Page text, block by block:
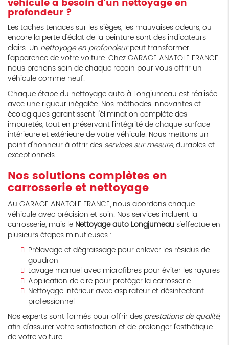
profondeur ?
Les taches tenaces sur les sièges, les mauvaises odeurs, ou
encore la perte d'éclat de la peinture sont des indicateurs
clairs. Un nettoyage en profondeurpeut transformer
l'apparence de votre voiture. Chez GARAGE ANATOLE FRANCE,
nous prenons soin de chaque recoin pour vous offrir un
véhicule comme neuf.
Chaque étape du nettoyage auto à Longjumeau est réalisée
avec une rigueur inégalée. Nos méthodes innovantes et
écologiques garantissent l'élimination complète des
impuretés, tout en préservant l'intégrité de chaque surface
intérieure et extérieure de votre véhicule. Nous mettons un
point d'honneur à offrir des services sur mesure, durables et
exceptionnels.
Nos solutions complètes en
carrosserie et nettoyage
Au GARAGE ANATOLE FRANCE, nous abordons chaque
véhicule avec précision et soin. Nos services incluent la
carrosserie, mais le Nettoyage auto Longjumeau s'effectue en
plusieurs étapes minutieuses :
Prélavage et dégraissage pour enlever les résidus de
goudron
Lavage manuel avec microfibres pour éviter les rayures
Application de cire pour protéger la carrosserie
Nettoyage intérieur avec aspirateur et désinfectant
professionnel
Nos experts sont formés pour offrir des prestations de qualité,
afin d'assurer votre satisfaction et de prolonger l'esthétique
de votre voiture.